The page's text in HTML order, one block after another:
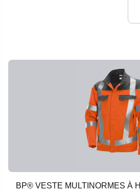
BP® VESTE MULTINORMES À